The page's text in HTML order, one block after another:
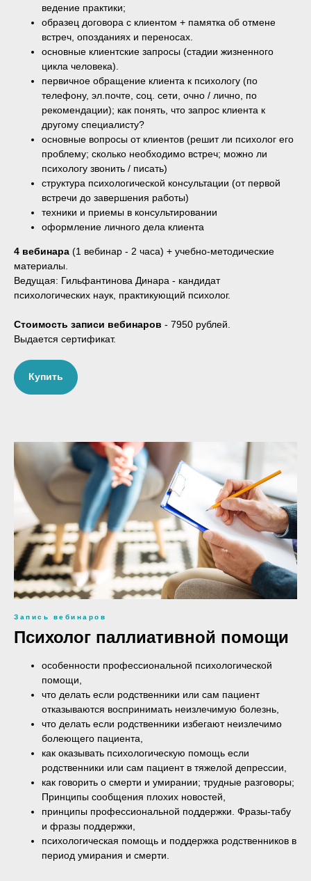
ведение практики;
образец договора с клиентом + памятка об отмене
встреч, опозданиях и переносах.
основные клиентские запросы (стадии жизненного
цикла человека).
первичное обращение клиента к психологу (по
телефону, эл.почте, соц. сети, очно / лично, по
рекомендации); как понять, что запрос клиента к
другому специалисту?
основные вопросы от клиентов (решит ли психолог его
проблему; сколько необходимо встреч; можно ли
психологу звонить / писать)
структура психологической консультации (от первой
встречи до завершения работы)
техники и приемы в консультировании
оформление личного дела клиента
4 вебинара (1 вебинар - 2 часа) + учебно-методические
материалы.
Ведущая: Гильфантинова Динара - кандидат
психологических наук, практикующий психолог.
Стоимость записи вебинаров - 7950 рублей.
Выдается сертификат.
Купить
Запись вебинаров
Психолог паллиативной помощи
особенности профессиональной психологической
помощи,
что делать если родственники или сам пациент
отказываются воспринимать неизлечимую болезнь,
что делать если родственники избегают неизлечимо
болеющего пациента,
как оказывать психологическую помощь если
родственники или сам пациент в тяжелой депрессии,
как говорить о смерти и умирании; трудные разговоры;
Принципы сообщения плохих новостей,
принципы профессиональной поддержки. Фразы-табу
и фразы поддержки,
психологическая помощь и поддержка родственников в
период умирания и смерти.